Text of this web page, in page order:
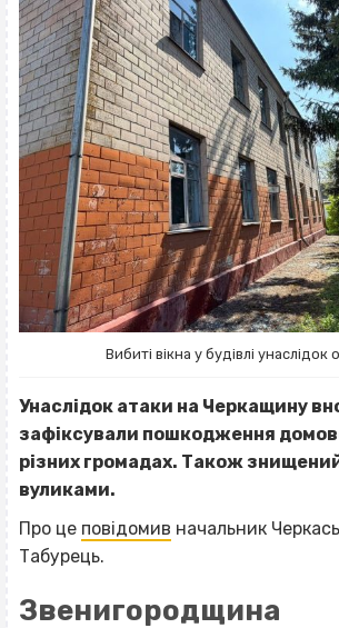
Вибиті вікна у будівлі унаслідок
Унаслідок атаки на Черкащину
зафіксували пошкодження
різних громадах. Також
вуликами.
Про це повідомив начальник
Табурець.
Звенигородщина